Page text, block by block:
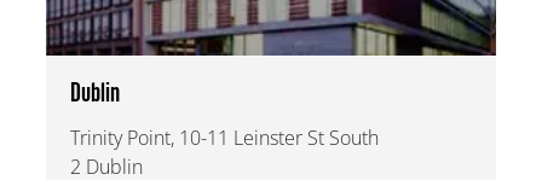
Dublin
Trinity Point, 10-11 Leinster St South
2 Dublin